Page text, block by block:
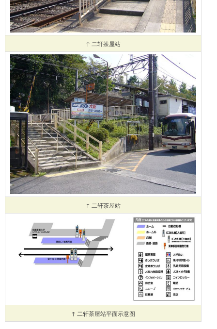
↑ 二轩茶屋站
↑ 二轩茶屋站
↑ 二轩茶屋站平面示意图